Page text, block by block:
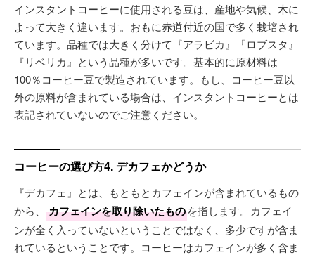
インスタントコーヒーに使用される豆は、産地や気候、木に
よって大きく違います。おもに赤道付近の国で多く栽培され
ています。品種では大きく分けて『アラビカ』『ロブスタ』
『リベリカ』という品種が多いです。基本的に原材料は
100％コーヒー豆で製造されています。もし、コーヒー豆以
外の原料が含まれている場合は、インスタントコーヒーとは
表記されていないのでご注意ください。
コーヒーの選び方4. デカフェかどうか
『デカフェ』とは、もともとカフェインが含まれているもの
から、
カフェインを取り除いたものを指します。カフェイ
ンが全く入っていないということではなく、多少ですが含ま
れているということです。コーヒーはカフェインが多く含ま